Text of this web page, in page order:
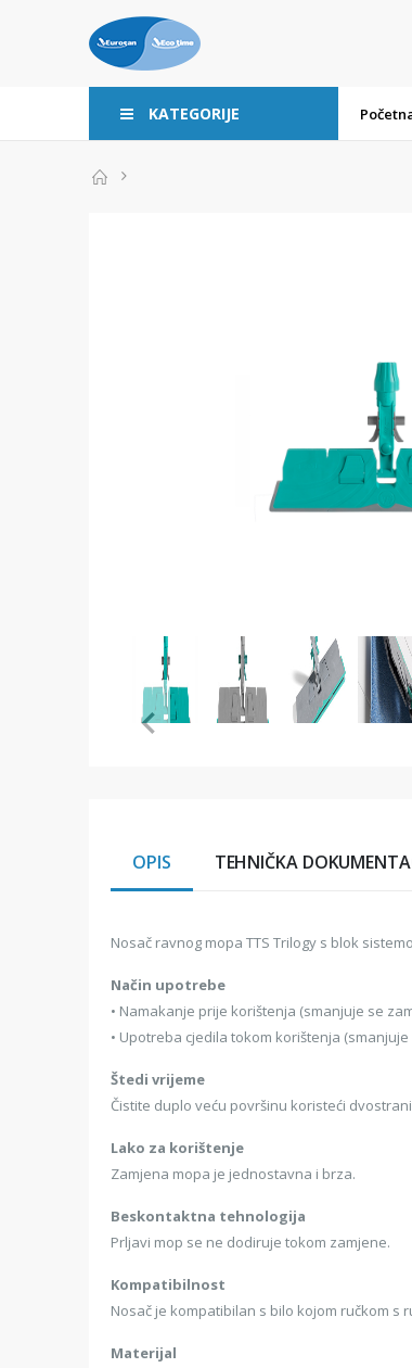
KATEGORIJE
Item
OPIS TEHNIČKA
Nosač ravnog mopa TTS Trilogy s blok
Način upotrebe
• Namakanje prije korištenja (smanjuje se
• Upotreba cjedila tokom korištenja
Štedi vrijeme
Čistite duplo veću površinu koristeći
Lako za korištenje
Zamjena mopa je jednostavna i brza.
Beskontaktna tehnologija
Prljavi mop se ne dodiruje tokom zamjene.
Kompatibilnost
Nosač je kompatibilan s bilo kojom ručkom s
Materijal